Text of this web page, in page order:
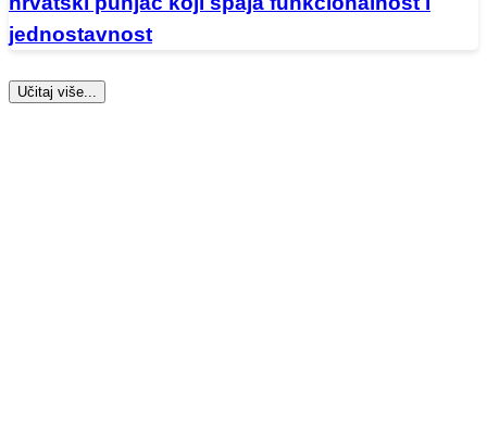
jednostavnost
Učitaj više...